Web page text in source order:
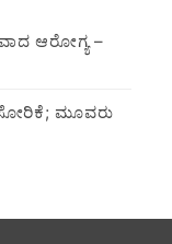
ಆರೋಗ್ಯ –
ಮೂವರು